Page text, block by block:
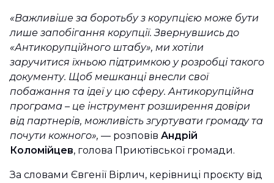
«Важливіше за боротьбу з корупцією може бути
лише запобігання корупції. Звернувшись до
«Антикорупційного штабу», ми хотіли
заручитися їхньою підтримкою у розробці такого
документу. Щоб мешканці внесли свої
побажання та ідеї у цю сферу. Антикорупційна
програма – це інструмент розширення довіри
від партнерів, можливість згуртувати громаду та
почути кожного», — розповів Андрій
Коломійцев, голова Приютівської громади.
За словами Євгенії Вірлич, керівниці проєкту від